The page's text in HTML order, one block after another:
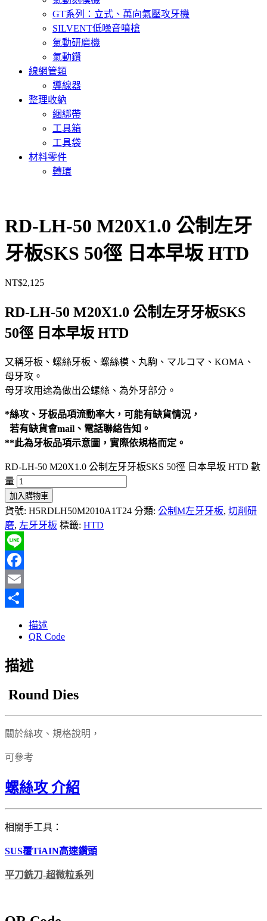
GT系列：立式、萬向氣壓攻牙機
SILVENT低噪音噴槍
氣動研磨機
氣動鑽
線網管類
導線器
整理收納
綑綁帶
工具箱
工具袋
材料零件
轉環
RD-LH-50 M20X1.0 公制左牙
牙板SKS 50徑 日本早坂 HTD
NT$2,125
RD-LH-50 M20X1.0 公制左牙牙板SKS
50徑 日本早坂 HTD
又稱牙板、螺絲牙板、螺絲模、丸駒、マルコマ、KOMA、
母牙攻。
母牙攻用途為做出公螺絲、為外牙部分。
*絲攻、牙板品項流動率大，可能有缺貨情況，
若有缺貨會mail、電話聯絡告知。
**此為牙板品項示意圖，實際依規格而定。
RD-LH-50 M20X1.0 公制左牙牙板SKS 50徑 日本早坂 HTD 數
量
加入購物車
貨號: H5RDLH50M2010A1T24 分類: 公制M左牙牙板, 切削研
磨, 左牙牙板 標籤: HTD
Line
Facebook
Email
描述
QR Code
描述
Round Dies
關於絲攻、規格說明，
可參考
螺絲攻 介紹
相關手工具：
SUS覆TiAIN高速鑽頭
平刀銑刀-超微粒系列